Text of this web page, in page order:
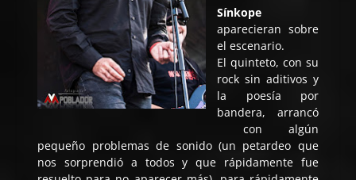
Sínkope
aparecieran sobre
el escenario.
El quinteto, con su
rock sin aditivos y
la poesía por
bandera, arrancó
con algún
pequeño problemas de sonido (un petardeo que
nos sorprendió a todos y que rápidamente fue